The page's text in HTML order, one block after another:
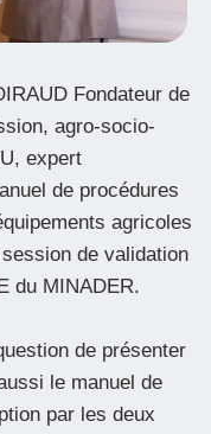
Fondateur de
agro-socio-
expert
de procédures
agricoles
de validation
du MINADER.
de présenter
le manuel de
par les deux